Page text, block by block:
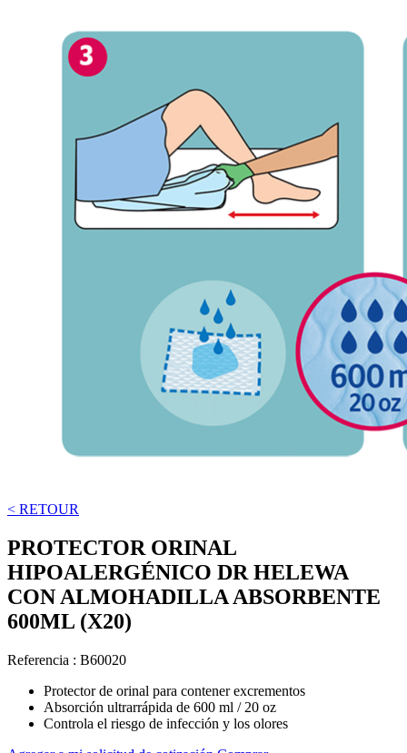
< RETOUR
PROTECTOR ORINAL
HIPOALERGÉNICO DR HELEWA
CON ALMOHADILLA ABSORBENTE
600ML (X20)
Referencia : B60020
Protector de orinal para contener excrementos
Absorción ultrarrápida de 600 ml / 20 oz
Controla el riesgo de infección y los olores